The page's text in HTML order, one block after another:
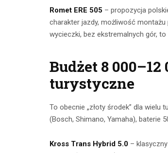
Romet ERE 505 – propozycja
charakter jazdy, możliwość montażu
wycieczki, bez ekstremalnych gór,
Budżet 8
turystyczne
To obecnie „złoty środek” dla
(Bosch, Shimano, Yamaha), baterie
Kross Trans Hybrid 5.0 –